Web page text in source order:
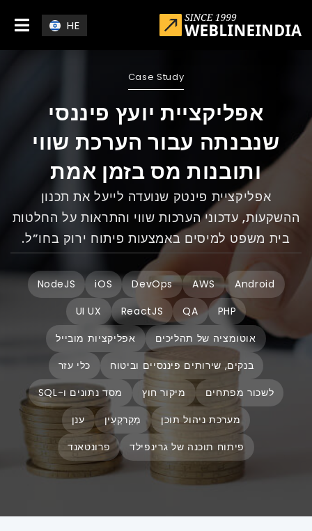
HE
Case Study
אפליקציית יועץ פיננסי
שנבנתה עבור הערכת שווי
ותובנות מס בזמן אמת
אפליקציית פינטק שנועדה לייעל את תכנון
ההשקעות, עדכוני הערכות שווי והתראות על החלטות
בית משפט למיסים באמצעות פיתוח ירוק בחו”ל.
Android
AWS
DevOps
iOS
NodeJS
PHP
QA
ReactJS
UI UX
אוטומציה של תהליכים
אפליקציות מובייל
בנקים, שירותים פיננסיים וביטוח
כלי עזר
לשכור מפתחים
מיקור חוץ
מסד נתונים ו-SQL
מערכת ניהול תוכן
מְקַרקְעִין
ענן
פיתוח תוכנה של גרינפילד
פרונטאנד